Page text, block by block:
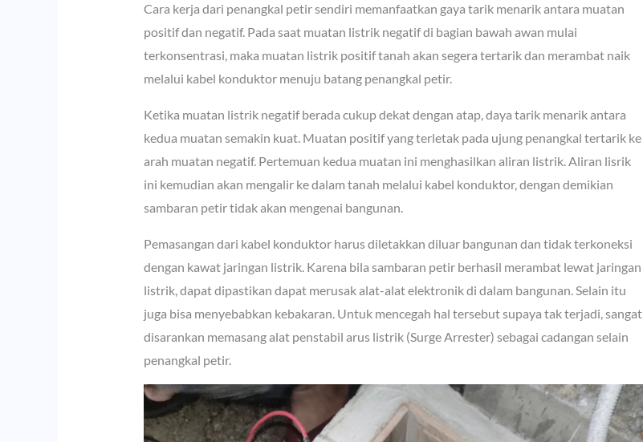
Cara kerja dari penangkal petir sendiri memanfaatkan gaya tarik menarik antara muatan
positif dan negatif. Pada saat muatan listrik negatif di bagian bawah awan mulai
terkonsentrasi, maka muatan listrik positif tanah akan segera tertarik dan merambat naik
melalui kabel konduktor menuju batang penangkal petir.
Ketika muatan listrik negatif berada cukup dekat dengan atap, daya tarik menarik antara
kedua muatan semakin kuat. Muatan positif yang terletak pada ujung penangkal tertarik ke
arah muatan negatif. Pertemuan kedua muatan ini menghasilkan aliran listrik. Aliran lisrik
ini kemudian akan mengalir ke dalam tanah melalui kabel konduktor, dengan demikian
sambaran petir tidak akan mengenai bangunan.
Pemasangan dari kabel konduktor harus diletakkan diluar bangunan dan tidak terkoneksi
dengan kawat jaringan listrik. Karena bila sambaran petir berhasil merambat lewat jaringan
listrik, dapat dipastikan dapat merusak alat-alat elektronik di dalam bangunan. Selain itu
juga bisa menyebabkan kebakaran. Untuk mencegah hal tersebut supaya tak terjadi, sangat
disarankan memasang alat penstabil arus listrik (Surge Arrester) sebagai cadangan selain
penangkal petir.